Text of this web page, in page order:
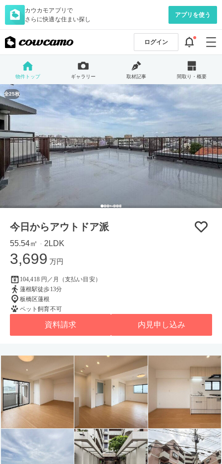
カウカモアプリで
さらに快適な住まい探し
アプリを使う
ログイン
物件トップ ギャラリー 取材記事 間取り・概要
全25枚
今日からアウトドア派
55.54㎡ ・ 2LDK
3,699 万円
104,418 円／月（支払い目安）
蓮根駅徒歩13分
板橋区蓮根
ペット飼育不可
資料請求 内見申し込み